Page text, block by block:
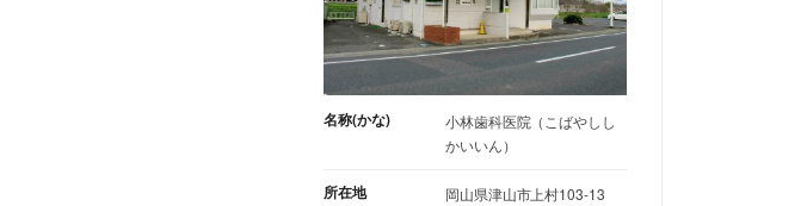
名称(かな)
小林歯科医院（こばやしし
かいいん）
所在地 岡山県津山市上村103-13